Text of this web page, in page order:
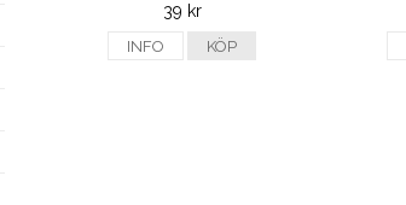
39 kr
INFO KÖP